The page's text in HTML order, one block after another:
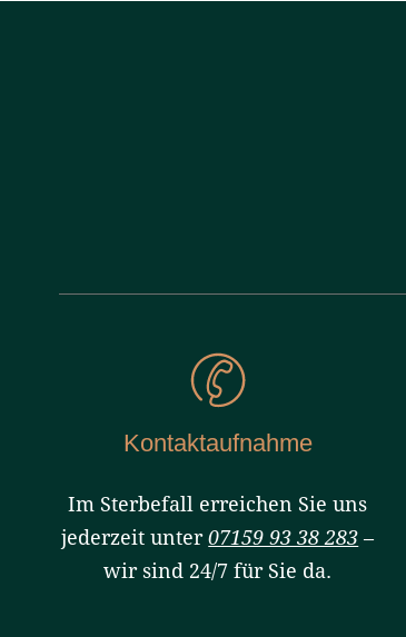
Kontaktaufnahme
Im Sterbefall erreichen Sie uns
jederzeit unter07159 93 38 283 –
wir sind 24/7 für Sie da.